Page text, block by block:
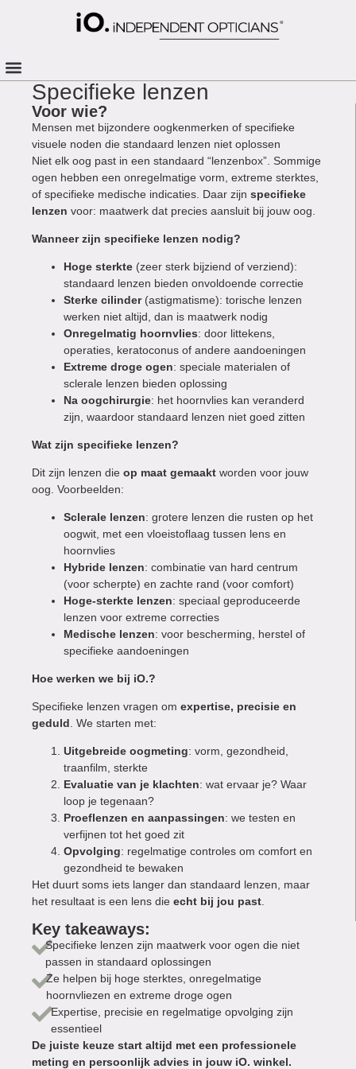
Specifieke lenzen
Voor wie?
Mensen met bijzondere oogkenmerken of specifieke
visuele noden die standaard lenzen niet oplossen
Niet elk oog past in een standaard “lenzenbox”. Sommige
ogen hebben een onregelmatige vorm, extreme sterktes,
of specifieke medische indicaties. Daar zijn specifieke
lenzen voor: maatwerk dat precies aansluit bij jouw oog.
Wanneer zijn specifieke lenzen nodig?
Hoge sterkte (zeer sterk bijziend of verziend):
standaard lenzen bieden onvoldoende correctie
Sterke cilinder(astigmatisme): torische lenzen
werken niet altijd, dan is maatwerk nodig
Onregelmatig hoornvlies: door littekens,
operaties, keratoconus of andere aandoeningen
Extreme droge ogen: speciale materialen of
sclerale lenzen bieden oplossing
Na oogchirurgie: het hoornvlies kan veranderd
zijn, waardoor standaard lenzen niet goed zitten
Wat zijn specifieke lenzen?
Dit zijn lenzen die op maat gemaakt worden voor jouw
oog. Voorbeelden:
Sclerale lenzen: grotere lenzen die rusten op het
oogwit, met een vloeistoflaag tussen lens en
hoornvlies
Hybride lenzen: combinatie van hard centrum
(voor scherpte) en zachte rand (voor comfort)
Hoge-sterkte lenzen: speciaal geproduceerde
lenzen voor extreme correcties
Medische lenzen: voor bescherming, herstel of
specifieke aandoeningen
Hoe werken we bij iO.?
Specifieke lenzen vragen om expertise, precisie en
geduld . We starten met:
Uitgebreide oogmeting: vorm, gezondheid,
traanfilm, sterkte
Evaluatie van je klachten: wat ervaar je? Waar
loop je tegenaan?
Proeflenzen en aanpassingen: we testen en
verfijnen tot het goed zit
Opvolging: regelmatige controles om comfort en
gezondheid te bewaken
Het duurt soms iets langer dan standaard lenzen, maar
het resultaat is een lens die echt bij jou past
Key takeaways:
Specifieke lenzen zijn maatwerk voor ogen die niet
passen in standaard oplossingen
Ze helpen bij hoge sterktes, onregelmatige
hoornvliezen en extreme droge ogen
Expertise, precisie en regelmatige opvolging zijn
essentieel
De juiste keuze start altijd met een professionele
meting en persoonlijk advies in jouw iO. winkel.